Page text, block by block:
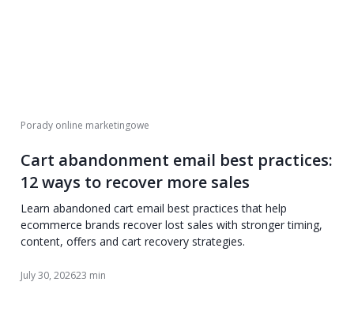
Porady online marketingowe
Cart abandonment email best practices:
12 ways to recover more sales
Learn abandoned cart email best practices that help
ecommerce brands recover lost sales with stronger timing,
content, offers and cart recovery strategies.
July 30, 202623 min